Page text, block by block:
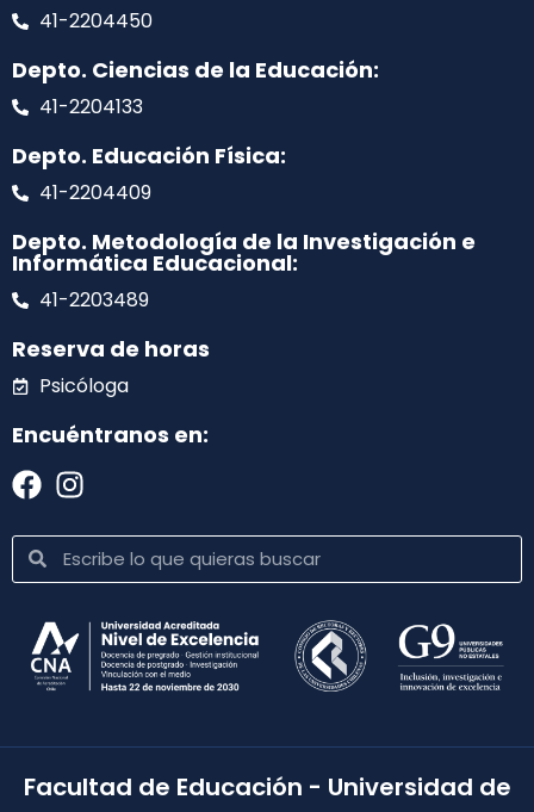
41-2204450
Depto. Ciencias de la Educación:
41-2204133
Depto. Educación Física:
41-2204409
Depto. Metodología de la Investigación e
Informática Educacional:
41-2203489
Reserva de horas
Psicóloga
Encuéntranos en:
Facultad de Educación - Universidad de